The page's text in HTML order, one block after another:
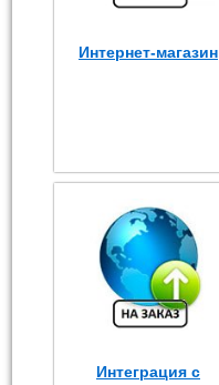
Интернет-магазин
Интеграция с